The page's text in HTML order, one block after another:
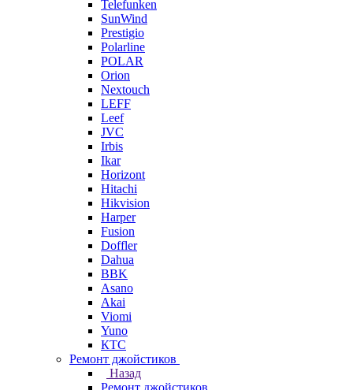
Telefunken
SunWind
Prestigio
Polarline
POLAR
Orion
Nextouch
LEFF
Leef
JVC
Irbis
Ikar
Horizont
Hitachi
Hikvision
Harper
Fusion
Doffler
Dahua
BBK
Asano
Akai
Viomi
Yuno
КТС
Ремонт джойстиков
Назад
Ремонт джойстиков